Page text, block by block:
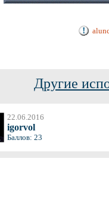
Другие
22.06.2016
igorvol
Баллов: 23